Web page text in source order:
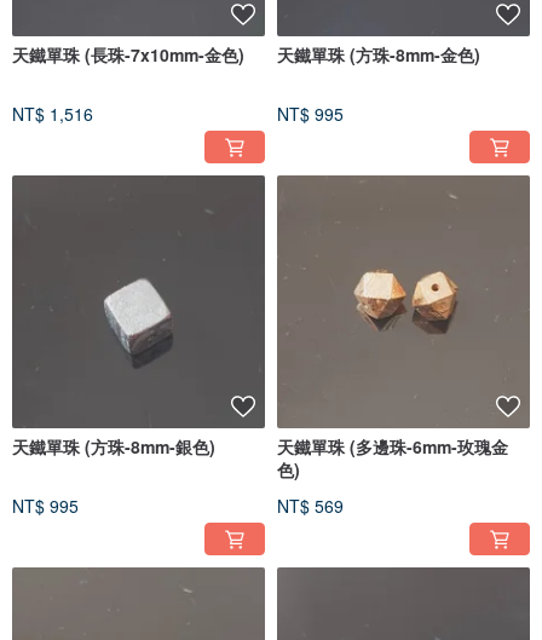
天鐵單珠 (長珠-7x10mm-金色)
NT$ 1,516
天鐵單珠 (方珠-8mm-金色)
NT$ 995
天鐵單珠 (方珠-8mm-銀色)
NT$ 995
天鐵單珠 (多邊珠-6mm-玫瑰金
色)
NT$ 569